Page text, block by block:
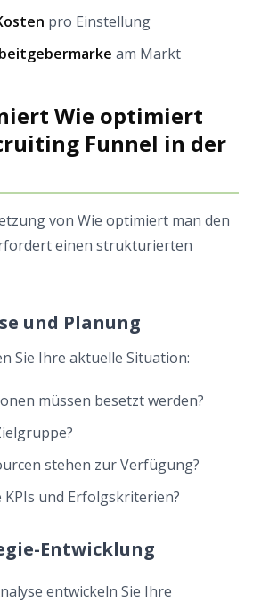
pro Einstellung
am Markt
Wie optimiert
Funnel in der
von Wie optimiert man den
einen strukturierten
und Planung
Sie Ihre aktuelle Situation:
müssen besetzt werden?
stehen zur Verfügung?
KPIs und Erfolgskriterien?
Entwicklung
entwickeln Sie Ihre